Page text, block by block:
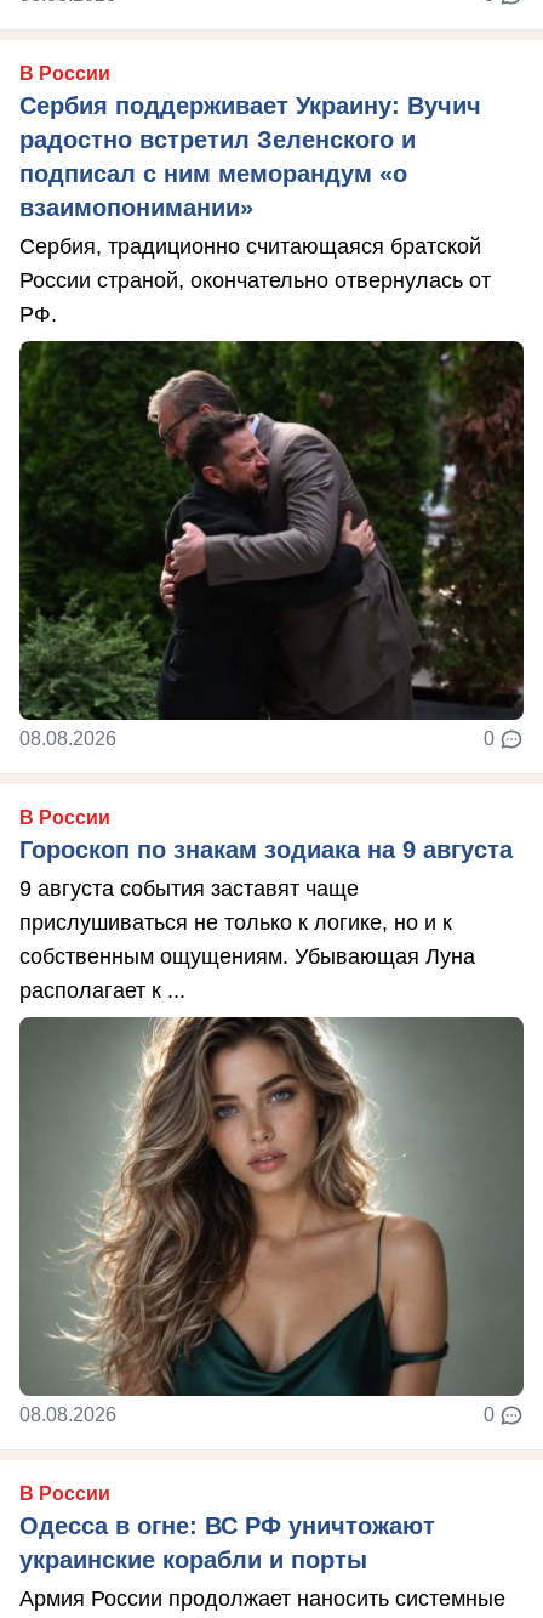
В России
Сербия поддерживает Украину: Вучич
радостно встретил Зеленского и
подписал с ним меморандум «о
взаимопонимании»
Сербия, традиционно считающаяся братской
России страной, окончательно отвернулась от
РФ.
08.08.2026 0
В России
Гороскоп по знакам зодиака на 9 августа
9 августа события заставят чаще
прислушиваться не только к логике, но и к
собственным ощущениям. Убывающая Луна
располагает к ...
08.08.2026 0
В России
Одесса в огне: ВС РФ уничтожают
украинские корабли и порты
Армия России продолжает наносить системные